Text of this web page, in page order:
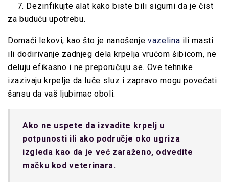
7. Dezinfikujte alat kako biste bili sigurni da je čist
za buduću upotrebu.
Domaći lekovi, kao što je nanošenjevazelina ili masti
ili dodirivanje zadnjeg dela krpelja vrućom šibicom, ne
deluju efikasno i ne preporučuju se. Ove tehnike
izazivaju krpelje da luče sluz i zapravo mogu povećati
šansu da vaš ljubimac oboli.
Ako ne uspete da izvadite krpelj u
potpunosti ili ako područje oko ugriza
izgleda kao da je već zaraženo, odvedite
mačku kod veterinara.